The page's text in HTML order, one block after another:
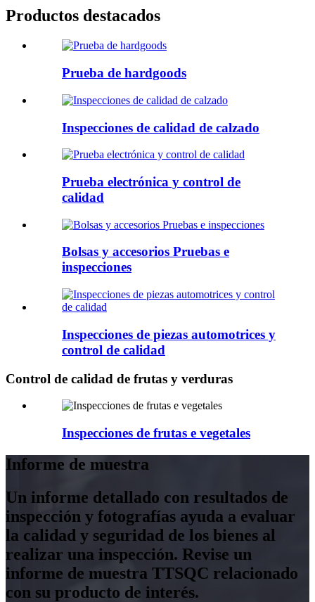
Productos destacados
Prueba de hardgoods
Inspecciones de calidad de calzado
Prueba electrónica y control de
calidad
Bolsas y accesorios Pruebas e
inspecciones
Inspecciones de piezas automotrices y
control de calidad
Control de calidad de frutas y verduras
Inspecciones de frutas e vegetales
Informe de muestra
Un informe detallado con resultados de
inspección y fotografías ayuda a evaluar
la calidad y seguridad de los bienes al
realizar una inspección. Revise un
informe de muestra TTSQC relacionado
con su producto de interés.